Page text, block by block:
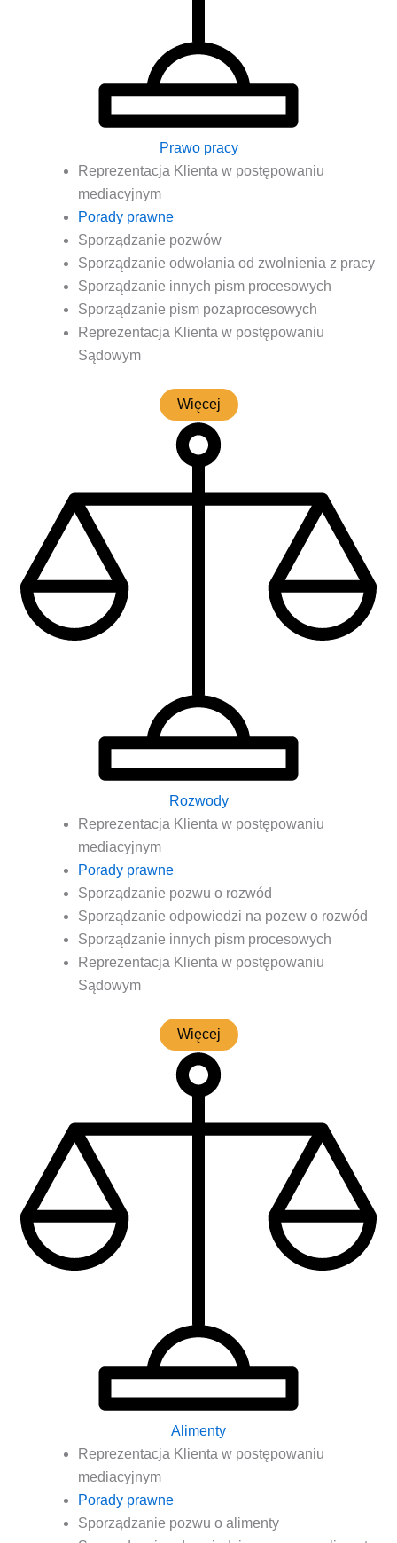
Prawo pracy
Repre­zen­ta­cja Klien­ta w postę­po­wa­niu
mediacyjnym
Pora­dy prawne
Spo­rzą­dza­nie pozwów
Spo­rzą­dza­nie odwo­ła­nia od zwol­nie­nia z pracy
Spo­rzą­dza­nie innych pism procesowych
Spo­rzą­dza­nie pism pozaprocesowych
Repre­zen­ta­cja Klien­ta w postę­po­wa­niu
Sądowym
Wię­cej
Rozwody
Repre­zen­ta­cja Klien­ta w postę­po­wa­niu
mediacyjnym
Pora­dy prawne
Spo­rzą­dza­nie pozwu o rozwód
Spo­rzą­dza­nie odpo­wie­dzi na pozew o rozwód
Spo­rzą­dza­nie innych pism procesowych
Repre­zen­ta­cja Klien­ta w postę­po­wa­niu
Sądowym
Wię­cej
Alimenty
Repre­zen­ta­cja Klien­ta w postę­po­wa­niu
mediacyjnym
Pora­dy prawne
Spo­rzą­dza­nie pozwu o alimenty